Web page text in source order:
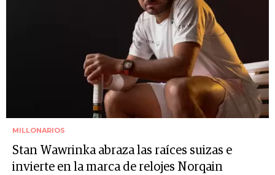
MILLONARIOS
Stan Wawrinka abraza las raíces suizas e
invierte en la marca de relojes Norqain